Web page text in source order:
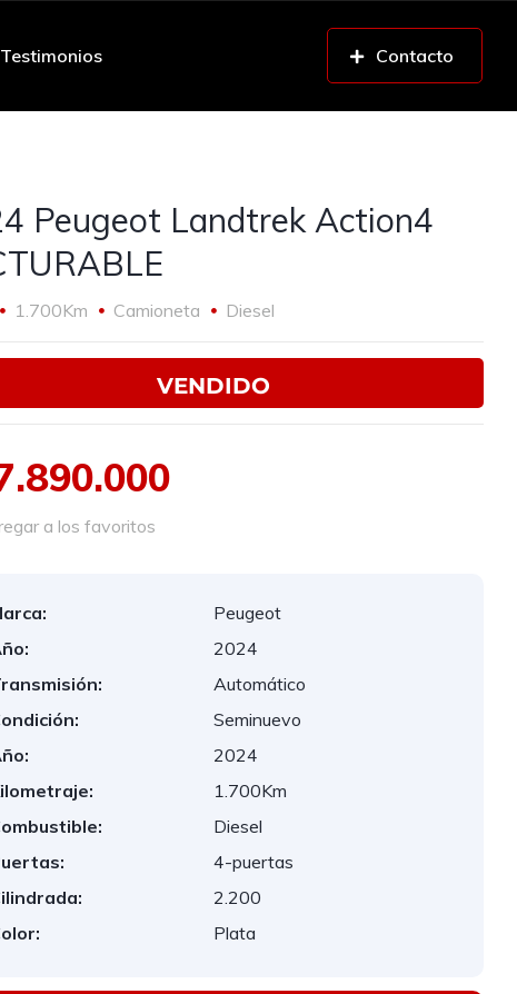
Testimonios Contacto
Peugeot Landtrek Action4
1.700Km Camioneta Diesel
VENDIDO
a los favoritos
Peugeot
2024
Automático
Seminuevo
2024
1.700Km
Diesel
4-puertas
2.200
Plata